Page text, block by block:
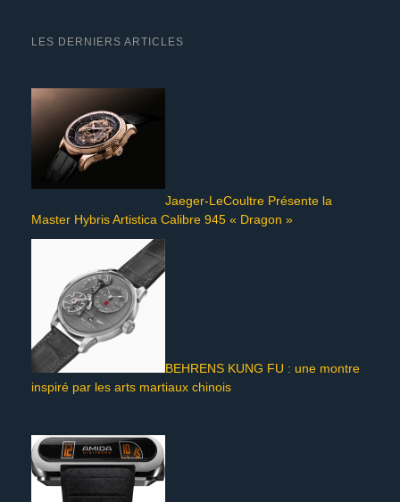
LES DERNIERS ARTICLES
Jaeger-LeCoultre Présente la
Master Hybris Artistica Calibre 945 « Dragon »
BEHRENS KUNG FU : une montre
inspiré par les arts martiaux chinois